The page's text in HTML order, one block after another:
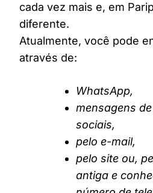
cada vez mais e, em
diferente.
Atualmente, você pode
através de:
WhatsApp,
mensagens
sociais,
pelo e-mail,
pelo site ou,
antiga e